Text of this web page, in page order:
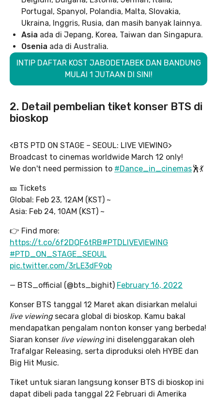
Portugal, Spanyol, Polandia, Malta, Slovakia,
Ukraina, Inggris, Rusia, dan masih banyak lainnya.
Asia ada di Jepang, Korea, Taiwan dan Singapura.
Osenia ada di Australia.
INTIP DAFTAR KOST JABODETABEK DAN BANDUNG
MULAI 1 JUTAAN DI SINI!
2. Detail pembelian tiket konser BTS di
bioskop
<BTS PTD ON STAGE – SEOUL: LIVE VIEWING>
Broadcast to cinemas worldwide March 12 only!
We don't need permission to #Dance_in_cinemas🕺💃
🎫 Tickets
Global: Feb 23, 12AM (KST) ~
Asia: Feb 24, 10AM (KST) ~
👉 Find more:
https://t.co/6f2DQF6tRB#PTDLIVEVIEWING
#PTD_ON_STAGE_SEOUL
pic.twitter.com/3rLE3dF9ob
— BTS_official (@bts_bighit) February 16, 2022
Konser BTS tanggal 12 Maret akan disiarkan melalui
live viewing secara global di bioskop. Kamu bakal
mendapatkan pengalam nonton konser yang berbeda!
Siaran konser live viewing ini diselenggarakan oleh
Trafalgar Releasing, serta diproduksi oleh HYBE dan
Big Hit Music.
Tiket untuk siaran langsung konser BTS di bioskop ini
dapat dibeli pada tanggal 22 Februari di Amerika